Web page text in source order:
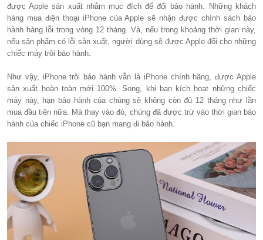
được Apple sản xuất nhằm mục đích để đổi bảo hành. Những khách
hàng mua điện thoại iPhone của Apple sẽ nhận được chính sách bảo
hành hàng lỗi trong vòng 12 tháng. Và, nếu trong khoảng thời gian này,
nếu sản phẩm có lỗi sản xuất, người dùng sẽ được Apple đổi cho những
chiếc máy trôi bảo hành.
Như vậy, iPhone trôi bảo hành vẫn là iPhone chính hãng, được Apple
sản xuất hoàn toàn mới 100%. Song, khi bạn kích hoạt những chiếc
máy này, hạn bảo hành của chúng sẽ không còn đủ 12 tháng như lần
mua đầu tiên nữa. Mà thay vào đó, chúng đã được trừ vào thời gian bảo
hành của chiếc iPhone cũ bạn mang đi bảo hành.